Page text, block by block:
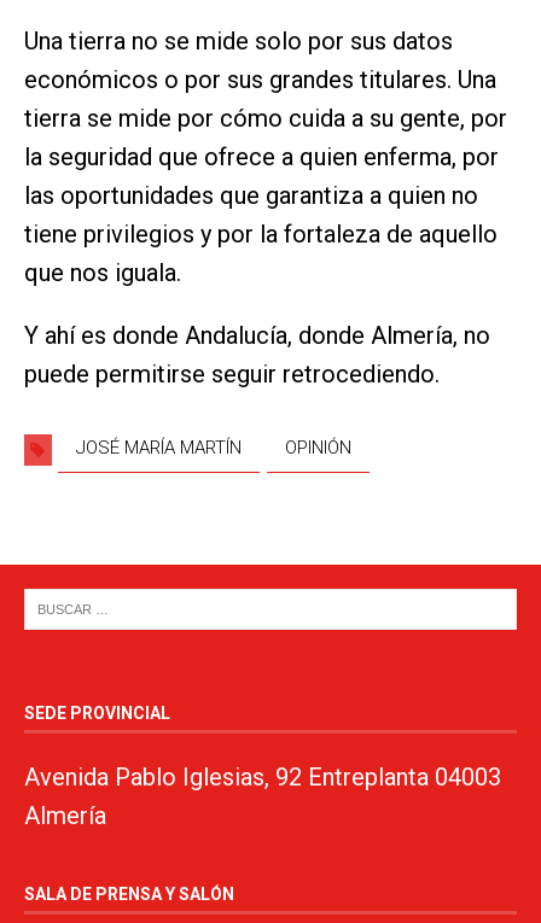
Una tierra no se mide solo por sus datos
económicos o por sus grandes titulares. Una
tierra se mide por cómo cuida a su gente, por
la seguridad que ofrece a quien enferma, por
las oportunidades que garantiza a quien no
tiene privilegios y por la fortaleza de aquello
que nos iguala.
Y ahí es donde Andalucía, donde Almería, no
puede permitirse seguir retrocediendo.
JOSÉ MARÍA MARTÍN OPINIÓN
SEDE PROVINCIAL
Avenida Pablo Iglesias, 92 Entreplanta 04003
Almería
SALA DE PRENSA Y SALÓN